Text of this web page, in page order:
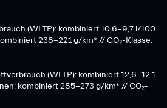
(WLTP): kombiniert 10,6-9,7 l/100
238-221 g/km* ​// CO₂-Klasse:
(WLTP): kombiniert 12,6-12,1
kombiniert 285-273 g/km*​ // CO₂-